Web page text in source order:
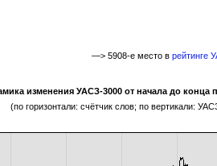
—> 5908-е место в рейтинге
изменения УАСЗ-3000 от начала до конца
(по горизонтали: счётчик слов; по вертикали: